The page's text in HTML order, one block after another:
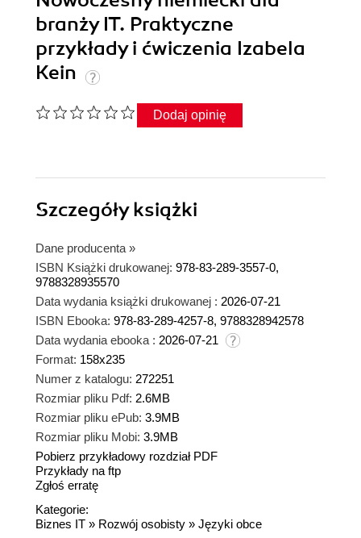
branży IT. Praktyczne
przykłady i ćwiczenia Izabela
Kein
Dodaj opinię
Szczegółyksiążki
Dane producenta »
ISBN Książki drukowanej: 978-83-289-3557-0,
9788328935570
Data wydania książki drukowanej : 2026-07-21
ISBN Ebooka: 978-83-289-4257-8, 9788328942578
Data wydania ebooka : 2026-07-21
Format: 158x235
Numer z katalogu: 272251
Rozmiar pliku Pdf: 2.6MB
Rozmiar pliku ePub: 3.9MB
Rozmiar pliku Mobi: 3.9MB
Pobierz przykładowy rozdział PDF
Przykłady na ftp
Zgłoś erratę
Kategorie:
Biznes IT » Rozwój osobisty » Języki obce